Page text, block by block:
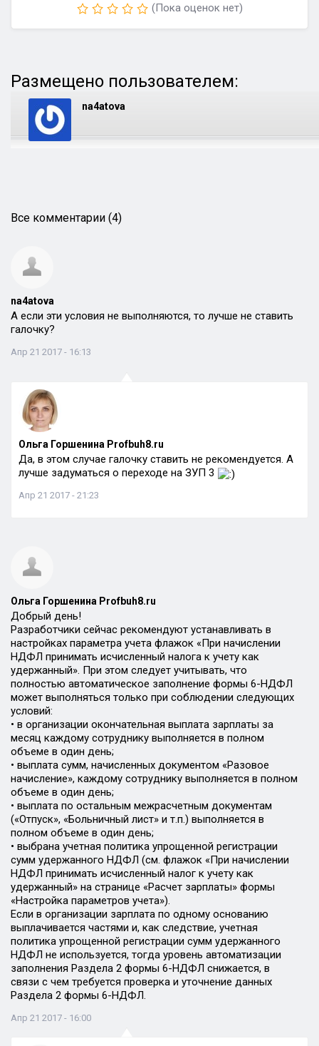
(Пока оценок нет)
Размещено пользователем:
na4atova
Все комментарии (4)
na4atova
А если эти условия не выполняются, то лучше не ставить
галочку?
Апр 21 2017 - 16:13
Ольга Горшенина Profbuh8.ru
Да, в этом случае галочку ставить не рекомендуется. А
лучше задуматься о переходе на ЗУП 3
Апр 21 2017 - 21:23
Ольга Горшенина Profbuh8.ru
Добрый день!
Разработчики сейчас рекомендуют устанавливать в
настройках параметра учета флажок «При начислении
НДФЛ принимать исчисленный налога к учету как
удержанный». При этом следует учитывать, что
полностью автоматическое заполнение формы 6-НДФЛ
может выполняться только при соблюдении следующих
условий:
• в организации окончательная выплата зарплаты за
месяц каждому сотруднику выполняется в полном
объеме в один день;
• выплата сумм, начисленных документом «Разовое
начисление», каждому сотруднику выполняется в полном
объеме в один день;
• выплата по остальным межрасчетным документам
(«Отпуск», «Больничный лист» и т.п.) выполняется в
полном объеме в один день;
• выбрана учетная политика упрощенной регистрации
сумм удержанного НДФЛ (см. флажок «При начислении
НДФЛ принимать исчисленный налог к учету как
удержанный» на странице «Расчет зарплаты» формы
«Настройка параметров учета»).
Если в организации зарплата по одному основанию
выплачивается частями и, как следствие, учетная
политика упрощенной регистрации сумм удержанного
НДФЛ не используется, тогда уровень автоматизации
заполнения Раздела 2 формы 6-НДФЛ снижается, в
связи с чем требуется проверка и уточнение данных
Раздела 2 формы 6-НДФЛ.
Апр 21 2017 - 16:00